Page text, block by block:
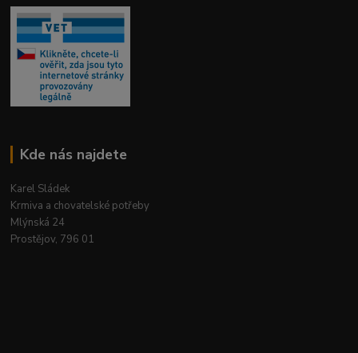
Kde nás najdete
Karel Sládek
Krmiva a chovatelské potřeby
Mlýnská 24
Prostějov, 796 01